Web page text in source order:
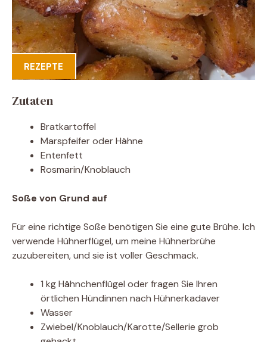
REZEPTE
Zutaten
Bratkartoffel
Marspfeifer oder Hähne
Entenfett
Rosmarin/Knoblauch
Soße von Grund auf
Für eine richtige Soße benötigen Sie eine gute Brühe. Ich
verwende Hühnerflügel, um meine Hühnerbrühe
zuzubereiten, und sie ist voller Geschmack.
1 kg Hähnchenflügel oder fragen Sie Ihren
örtlichen Hündinnen nach Hühnerkadaver
Wasser
Zwiebel/Knoblauch/Karotte/Sellerie grob